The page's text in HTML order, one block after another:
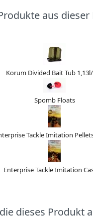
aus dieser
Korum Divided Bait Tub
Spomb Floats
Tackle Imitation
Enterprise Tackle Imitation
dieses Produkt